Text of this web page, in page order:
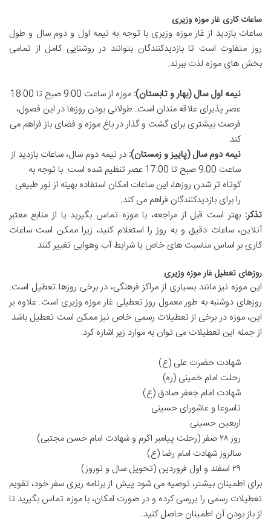
ساعات کاری غار موزه وزیری
ساعات بازدید از غار موزه وزیری با توجه به نیمه اول و دوم سال و طول
روز متفاوت است تا بازدیدکنندگان بتوانند در روشنایی کامل از تمامی
بخش های موزه لذت ببرند.
نیمه اول سال (بهار و تابستان):
موزه از ساعت 9:00 صبح تا 18:00
عصر پذیرای علاقه مندان است. طولانی بودن روزها در این فصول،
فرصت بیشتری برای گشت و گذار در باغ موزه و فضای باز فراهم می
کند.
نیمه دوم سال (پاییز و زمستان): در نیمه دوم سال، ساعات بازدید از
ساعت 9:00 صبح تا 17:00 عصر تنظیم شده است. با توجه به
کوتاه تر شدن روزها، این ساعات امکان استفاده بهینه از نور طبیعی
را برای بازدیدکنندگان فراهم می کند.
تذکر: بهتر است قبل از مراجعه، با موزه تماس بگیرید یا از منابع معتبر
آنلاین، ساعات دقیق و به روز را استعلام کنید، زیرا ممکن است ساعات
کاری بر اساس مناسبت های خاص یا شرایط آب وهوایی تغییر کنند.
روزهای تعطیل غار موزه وزیری
این موزه نیز مانند بسیاری از مراکز فرهنگی، در برخی روزها تعطیل است.
روزهای دوشنبه به طور معمول روز تعطیلی غار موزه وزیری است. علاوه بر
این، موزه در برخی از تعطیلات رسمی خاص نیز ممکن است تعطیل باشد.
از جمله این تعطیلات می توان به موارد زیر اشاره کرد:
شهادت حضرت علی (ع)
رحلت امام خمینی (ره)
شهادت امام جعفر صادق (ع)
تاسوعا و عاشورای حسینی
اربعین حسینی
روز ۲۸ صفر (رحلت پیامبر اکرم و شهادت امام حسن مجتبی)
سالروز شهادت امام رضا (ع)
۲۹ اسفند و اول فروردین (تحویل سال و نوروز)
برای اطمینان بیشتر، توصیه می شود پیش از برنامه ریزی سفر خود، تقویم
تعطیلات رسمی را بررسی کرده و در صورت امکان، با موزه تماس بگیرید تا
از باز بودن آن اطمینان حاصل کنید.